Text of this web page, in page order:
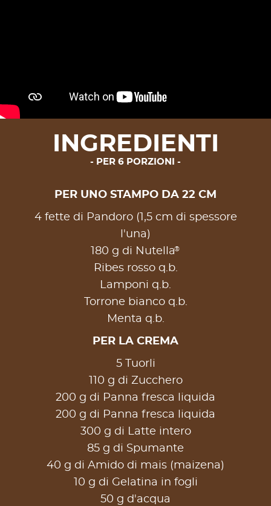
INGREDIENTI
PER 6 PORZIONI
PER UNO STAMPO DA 22 CM
4 fette di Pandoro (1,5 cm di spessore
l'una)
180 g di Nutella®
Ribes rosso q.b.
Lamponi q.b.
Torrone bianco q.b.
Menta q.b.
PER LA CREMA
5 Tuorli
110 g di Zucchero
200 g di Panna fresca liquida
200 g di Panna fresca liquida
300 g di Latte intero
85 g di Spumante
40 g di Amido di mais (maizena)
10 g di Gelatina in fogli
50 g d'acqua